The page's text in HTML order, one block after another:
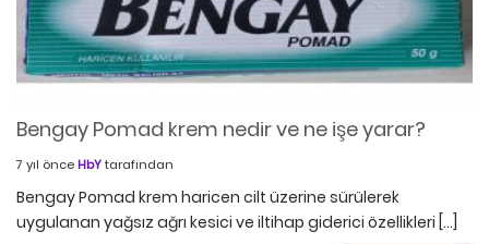
Bengay Pomad krem nedir ve ne işe yarar?
7 yıl önceHbYtarafından
Bengay Pomad krem haricen cilt üzerine sürülerek
uygulanan yağsız ağrı kesici ve iltihap giderici özellikleri […]